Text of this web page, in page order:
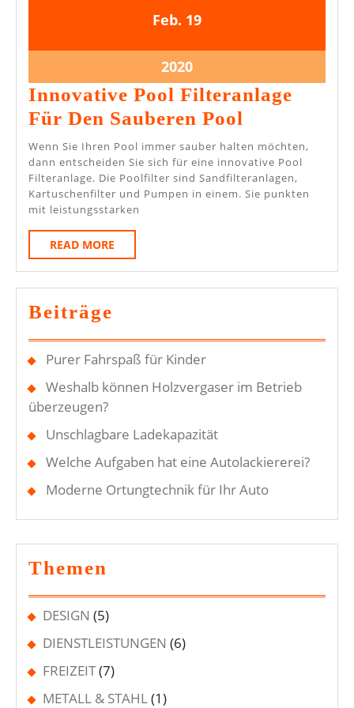
Feb. 19.
2020
1919.
202019.
Februar
2020
Innovative Pool Filteranlage
Für Den Sauberen Pool
Pool
Filteranlage
Für
Wenn Sie Ihren Pool immer sauber halten möchten,
dann entscheiden Sie sich für eine innovative Pool
Filteranlage. Die Poolfilter sind Sandfilteranlagen,
Kartuschenfilter und Pumpen in einem. Sie punkten
mit leistungsstarken
READ MORE
MORE
Beiträge
Purer Fahrspaß für Kinder
Weshalb können Holzvergaser im Betrieb
überzeugen?
Unschlagbare Ladekapazität
Welche Aufgaben hat eine Autolackiererei?
Moderne Ortungtechnik für Ihr Auto
Themen
DESIGN (5)
DIENSTLEISTUNGEN (6)
FREIZEIT(7)
METALL & STAHL(1)